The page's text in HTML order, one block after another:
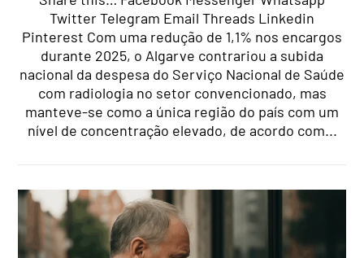
Twitter Telegram Email Threads Linkedin
Pinterest Com uma redução de 1,1% nos encargos
durante 2025, o Algarve contrariou a subida
nacional da despesa do Serviço Nacional de Saúde
com radiologia no setor convencionado, mas
manteve-se como a única região do país com um
nível de concentração elevado, de acordo com...